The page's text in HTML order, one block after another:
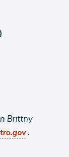
Brittny
.